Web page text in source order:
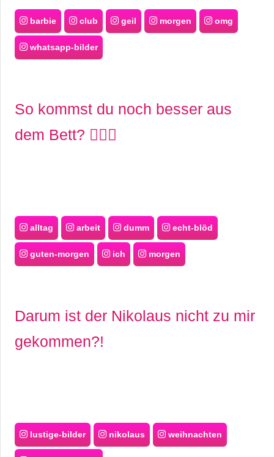
barbie club geil morgen omg
whatsapp-bilder
So kommst du noch besser aus
dem Bett? 💇🏼‍♀️
alltag arbeit dumm echt-blöd
guten-morgen ich morgen
Darum ist der Nikolaus nicht zu mir
gekommen?!
lustige-bilder nikolaus weihnachten